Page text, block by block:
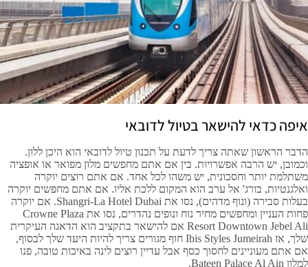
איפה כדאי להישאר בטיול לדובאי
הדבר הראשון שאתה צריך לדעת על תכנון טיול לדובאי הוא היכן ללון.
וכמובן, יש הרבה אפשרויות. בין אם אתם מחפשים מלון מפואר או אופציה
משתלמת יותר וחסכונית, יש משהו לכל אחד. אם אתם רוצים יוקרה
ואלגנטיות, בורג' אל ערב הוא המקום ללכת אליו. אם אתם מחפשים יוקרה
בעלות סבירה (ונוף מדהים), נסו את Shangri-La Hotel Dubai. אם יוקרה
פחות העניין ומחפשים מחיר נוח ונופים נהדרים, נסו את Crowne Plaza
Resort Downtown Jebel Ali אם להישאר בתקציב הוא הדאגה העיקרית
שלך, אז Ibis Styles Jumeirah חוף מגורים צריך להיות היעד שלך לבסוף,
אם אתם מעוניינים לחסוך כסף אבל עדיין רוצים לינה באיכות טובה, פנו
למלון Bateen Palace Al Ain.